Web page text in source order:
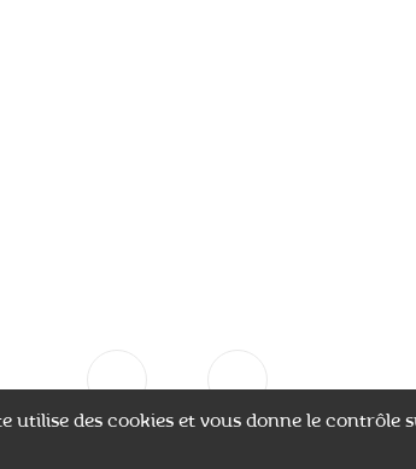
utilise des cookies et vous donne le contrôle